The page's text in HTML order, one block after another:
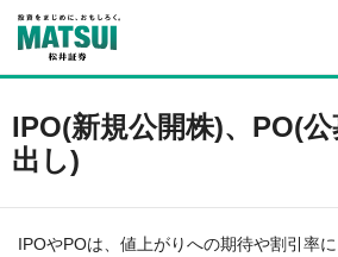
IPO(新規公開株)、PO(
出し)
IPOやPOは、値上がりへの期待や割引率